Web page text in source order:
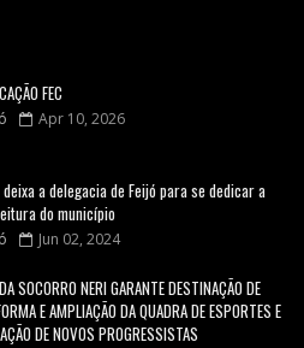
FEC
Apr 10, 2026
a delegacia de Feijó para se dedicar a
do município
Jun 02, 2024
SOCORRO NERI GARANTE DESTINAÇÃO DE
E AMPLIAÇÃO DA QUADRA DE ESPORTES E
DE NOVOS PROGRESSISTAS